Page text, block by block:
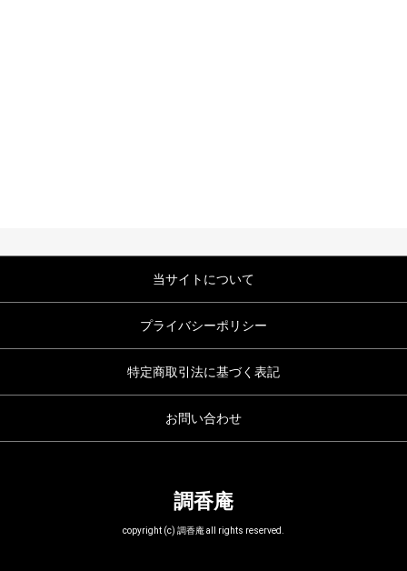
当サイトについて
プライバシーポリシー
特定商取引法に基づく表記
お問い合わせ
調香庵
copyright (c) 調香庵 all rights reserved.